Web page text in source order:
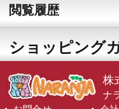
閲覧履歴
ショッピング
株
ナ